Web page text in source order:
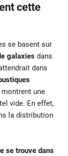
cette
se basent sur
galaxies dans
dans
montrent une
vide. En effet,
la distribution
se trouve dans